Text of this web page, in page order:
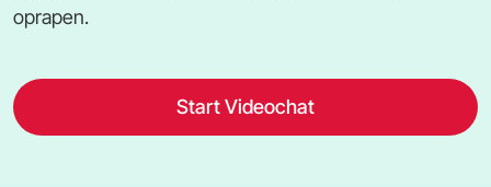
oprapen.
Start Videochat